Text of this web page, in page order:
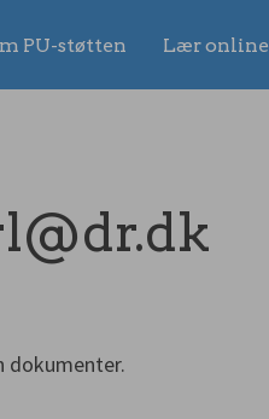
PU-støtten Lær online
dokumenter.